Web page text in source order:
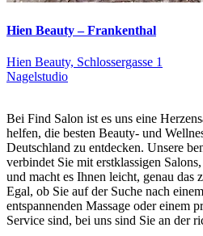
Hien Beauty – Frankenthal
Hien Beauty, Schlossergasse 1
Nagelstudio
Bei Find Salon ist es uns eine
helfen, die besten Beauty- und
Deutschland zu entdecken. Unsere
verbindet Sie mit erstklassigen
und macht es Ihnen leicht, genau das
Egal, ob Sie auf der Suche nach
entspannenden Massage oder einem
Service sind, bei uns sind Sie an der